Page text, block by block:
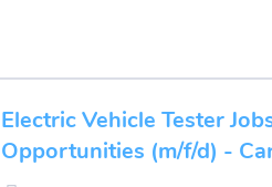
Electric Vehicle Tester
Opportunities (m/f/d) -